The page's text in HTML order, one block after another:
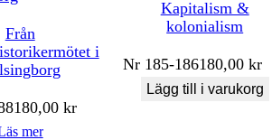
Från
i
180,00kr
mer
Kapitalism &
kolonialism
Nr 185-186180,00 kr
Lägg till i varukorg